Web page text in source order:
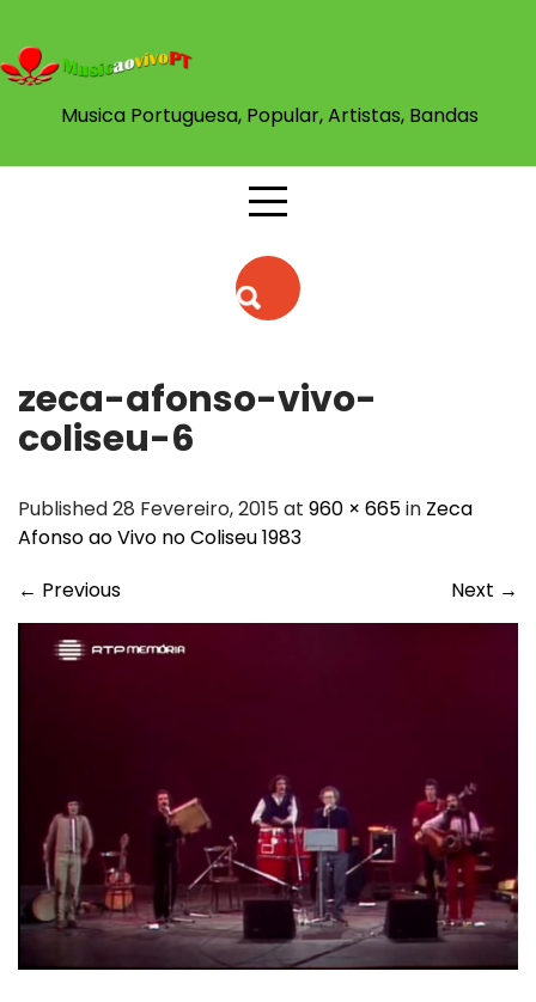
content
Musica Portuguesa, Popular, Artistas, Bandas
zeca-afonso-vivo-
coliseu-6
Published 28 Fevereiro, 2015 at 960 × 665in Zeca
Afonso ao Vivo no Coliseu 1983
← Previous Next →